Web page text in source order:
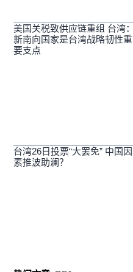
美国关税致供应链重组 台湾：
新南向国家是台湾战略韧性重
要支点
台湾26日投票“大罢免” 中国因
素推波助澜？